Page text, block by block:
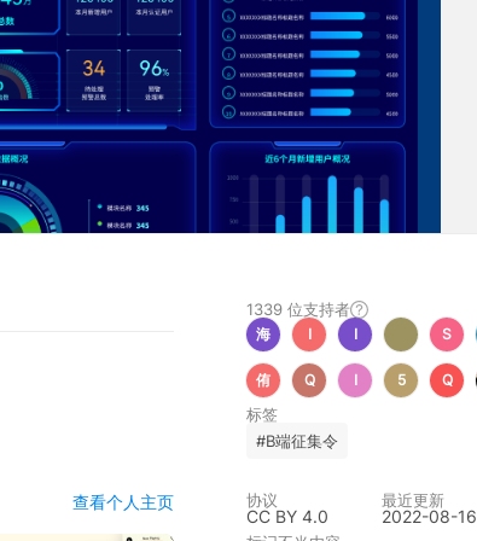
查看个人 主页
1339 位支持者
海 I I S
侑 Q I 5 Q
标签
#B端征集令
协议
CC BY 4.0
最近更新
2022-08-16